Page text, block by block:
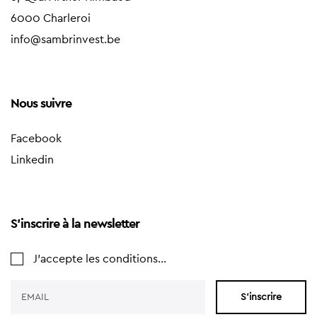
6000 Charleroi
info@sambrinvest.be
Nous suivre
Facebook
Linkedin
S'inscrire à la newsletter
J'accepte les conditions...
S'inscrire